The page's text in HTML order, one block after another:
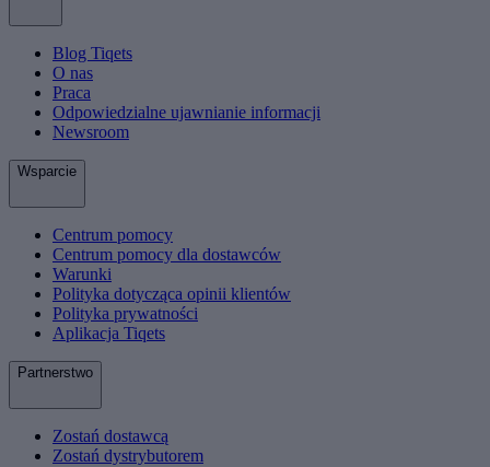
Blog Tiqets
O nas
Praca
Odpowiedzialne ujawnianie informacji
Newsroom
Wsparcie
Centrum pomocy
Centrum pomocy dla dostawców
Warunki
Polityka dotycząca opinii klientów
Polityka prywatności
Aplikacja Tiqets
Partnerstwo
Zostań dostawcą
Zostań dystrybutorem